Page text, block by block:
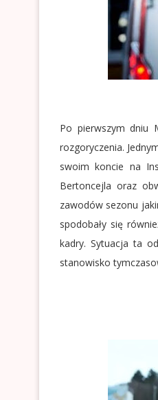
Po pierwszym dniu
rozgoryczenia.
swoim koncie na
Bertoncejla oraz
zawodów sezonu
spodobały się
kadry. Sytuacja ta
stanowisko